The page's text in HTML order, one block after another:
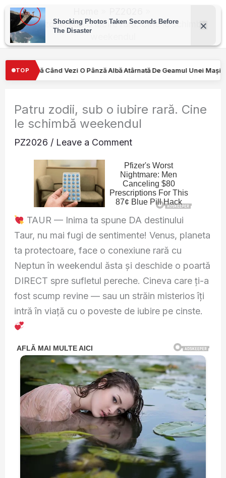
Skip
content
Patru zodii, sub o iubire rară. Cine le schimbă
TOP
Albă Atârnată De Geamul Unei Mașini. Semnalul… Turiştilor nu
Patru zodii, sub o iubire rară. Cine
le schimbă weekendul
PZ2026 / Leave a Comment
TAUR — Inima ta spune DA destinului
Taur, nu mai fugi de sentimente! Venus, planeta
ta protectoare, face o conexiune rară cu
Neptun în weekendul ăsta și deschide o poartă
DIRECT spre sufletul pereche. Cineva care ți-a
fost scump revine — sau un străin misterios îți
intră în viață cu o poveste de iubire pe cinste.